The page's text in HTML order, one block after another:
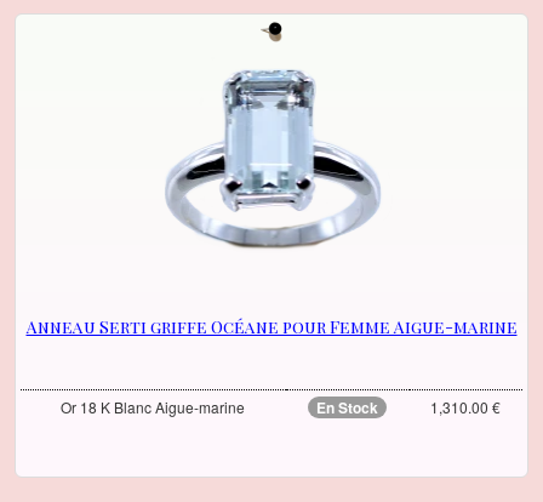
Anneau Serti griffe Océane pour Femme Aigue-marine
Or 18 K Blanc Aigue-marine En Stock 1,310.00 €